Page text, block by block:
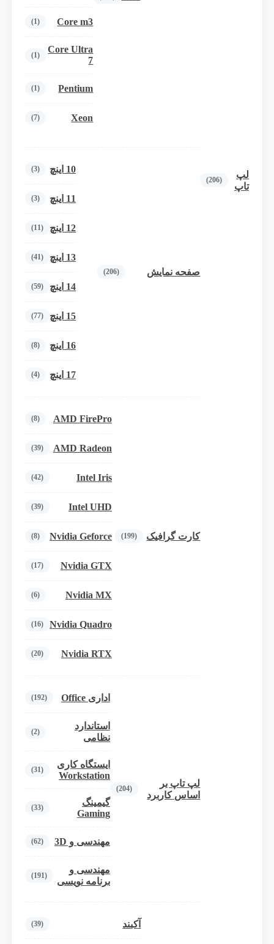
لپ
تاپ
(206)
Core m3
(1)
Core Ultra
7
(1)
Pentium
(1)
Xeon
(7)
صفحه نمایش (206)
10 اینچ (3)
11 اینچ (3)
12 اینچ (11)
13 اینچ (41)
14 اینچ (59)
15 اینچ (77)
16 اینچ (8)
17 اینچ (4)
کارت گرافیک (199)
AMD FirePro
(8)
AMD Radeon
(39)
Intel Iris
(42)
Intel UHD
(39)
Nvidia Geforce
(8)
Nvidia GTX
(17)
Nvidia MX
(6)
Nvidia Quadro
(16)
Nvidia RTX
(20)
لپ تاپ بر
اساس کاربرد
(204)
اداری Office (192)
استاندارد
نظامی
(2)
ایستگاه کاری
Workstation
(31)
گیمینگ
Gaming
(33)
مهندسی و 3D (62)
مهندسی و
برنامه نویسی
(191)
آکبند (39)